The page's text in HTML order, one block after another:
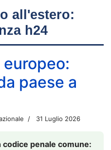
all'estero:
h24
paese a
31 Luglio 2026
codice penale comune: